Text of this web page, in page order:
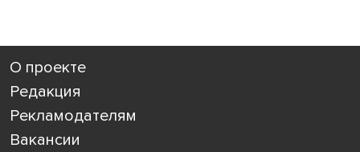
О проекте
Редакция
Рекламодателям
Вакансии